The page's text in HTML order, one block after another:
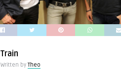
Train
Written by Theo